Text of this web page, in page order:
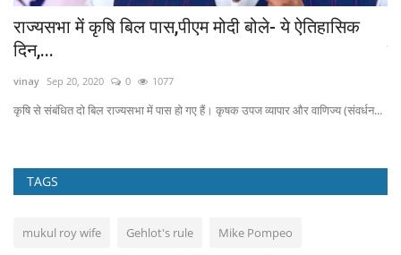
राज्यसभा में कृषि बिल पास,पीएम मोदी बोले- ये ऐतिहासिक
दिन,...
vinay Sep 20, 2020 0 1077
कृषि से संबंधित दो बिल राज्यसभा में पास हो गए हैं। कृषक उपज व्यापार और वाणिज्य (संवर्धन...
TAGS
mukul roy wife Gehlot's rule Mike Pompeo